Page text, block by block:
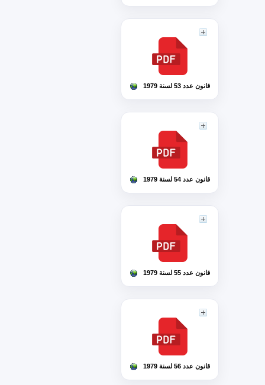
قانون عدد 53 لسنة 1979
قانون عدد 54 لسنة 1979
قانون عدد 55 لسنة 1979
قانون عدد 56 لسنة 1979